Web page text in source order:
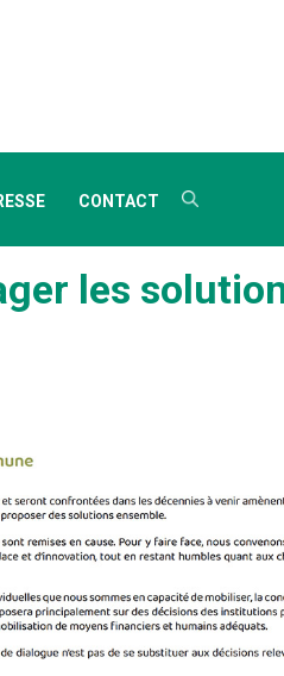
CONTACT
les